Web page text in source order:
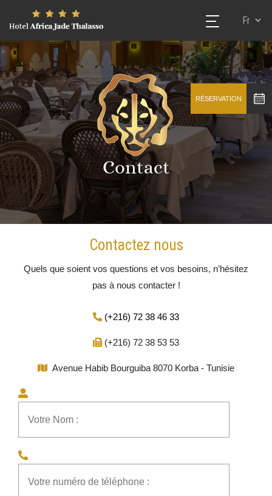
RÉSERVATION
Contact
Contactez nous
Quels que soient vos questions et vos besoins, n’hésitez
pas à nous contacter !
(+216) 72 38 46 33
(+216) 72 38 53 53
Avenue Habib Bourguiba 8070 Korba - Tunisie